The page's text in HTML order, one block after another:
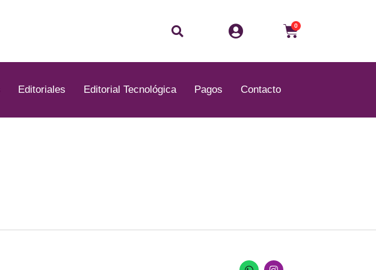
Buscar 0
Carrito
Editoriales Editorial Tecnológica Pagos Contacto
W
I